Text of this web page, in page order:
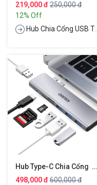
219,000 đ 250,000 đ
12% Off
Hub Chia Cổng USB Type-C
Hub Type-C Chia Cổng Dual Type-C 7 In 1 Hỗ Trợ Sạc Nhanh 100W Cho Macbook / Laptop Type-C Hiệu CHOETECH M23
498,000 đ 600,000 đ